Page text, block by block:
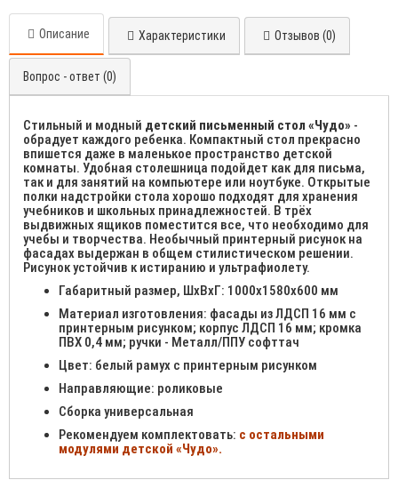
Описание Характеристики Отзывов (0)
Вопрос - ответ (0)
Стильный и модный детский письменный стол «Чудо» -
обрадует каждого ребенка. Компактный стол прекрасно
впишется даже в маленькое пространство детской
комнаты. Удобная столешница подойдет как для письма,
так и для занятий на компьютере или ноутбуке. Открытые
полки надстройки стола хорошо подходят для хранения
учебников и школьных принадлежностей. В трёх
выдвижных ящиков поместится все, что необходимо для
учебы и творчества. Необычный принтерный рисунок на
фасадах выдержан в общем стилистическом решении.
Рисунок устойчив к истиранию и ультрафиолету.
Габаритный размер, ШхВхГ: 1000х1580х600 мм
Материал изготовления: фасады из ЛДСП 16 мм с
принтерным рисунком; корпус ЛДСП 16 мм; кромка
ПВХ 0,4 мм; ручки - Металл/ППУ софттач
Цвет: белый рамух с принтерным рисунком
Направляющие: роликовые
Сборка универсальная
Рекомендуем комплектовать: с остальными
модулями детской «Чудо».